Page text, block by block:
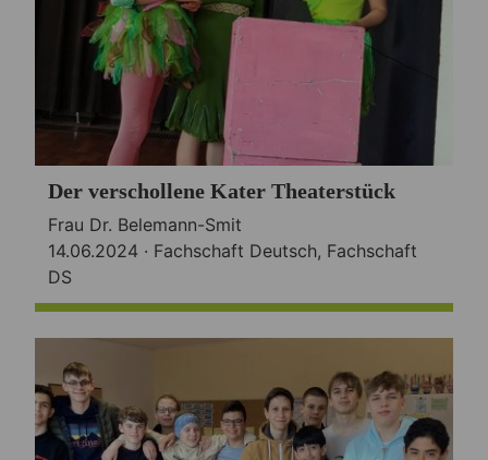
Der verschollene Kater Theaterstück
Frau Dr. Belemann-Smit
14.06.2024 · Fachschaft Deutsch, Fachschaft
DS